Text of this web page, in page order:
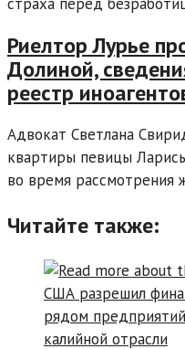
Риелтор Лурье
Долиной,
реестр
Адвокат Светлана
квартиры певицы
во время рассмотрения
Читайте также: